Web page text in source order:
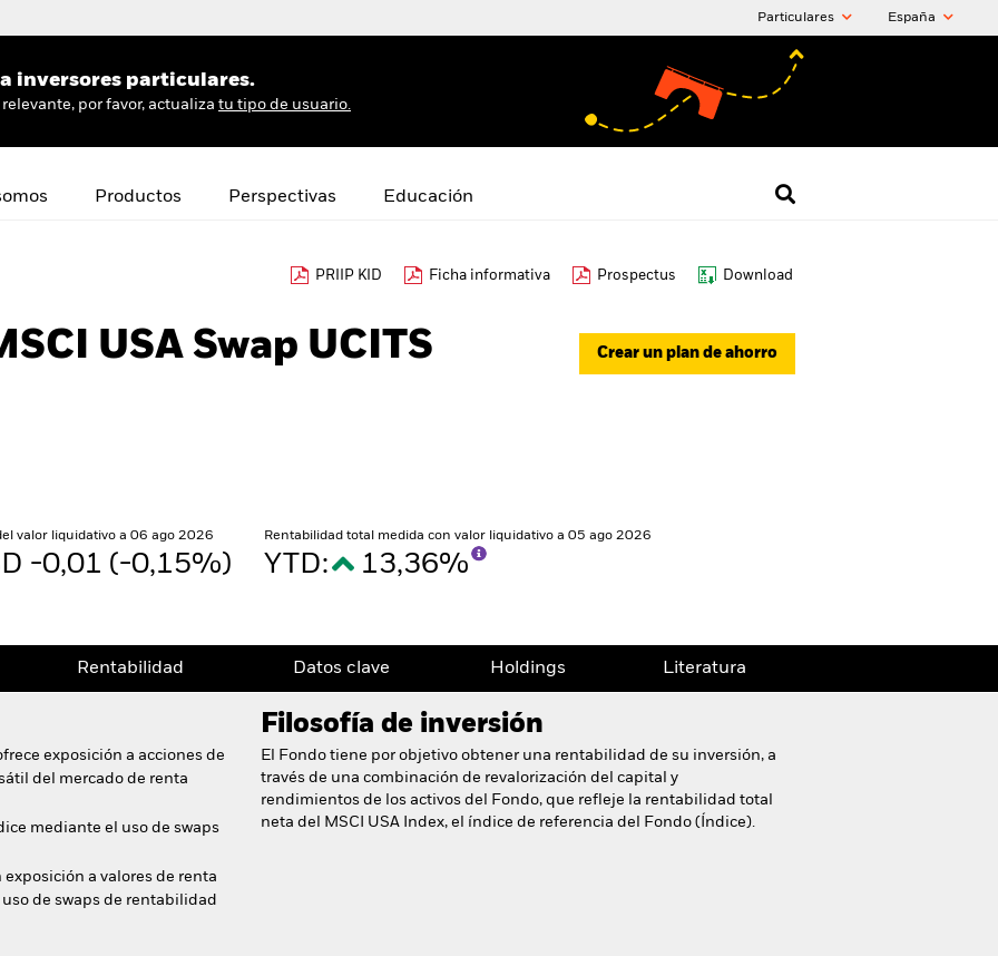
Particulares España
inversores particulares.
por favor, actualiza tu tipo de usuario.
Productos Perspectivas Educación
PRIIP KID Ficha informativa Prospectus Download
USA Swap UCITS
Crear un plan de ahorro
valor liquidativo a 06 ago 2026
-0,01 (-0,15%)
Rentabilidad total medida con valor liquidativo a 05 ago 2026
YTD: 13,36%
Rentabilidad Datos clave Holdings Literatura
exposición a acciones de
del mercado de renta
mediante el uso de swaps
a valores de renta
de swaps de rentabilidad
Filosofía de inversión
El Fondo tiene por objetivo obtener una rentabilidad de su inversión, a
través de una combinación de revalorización del capital y
rendimientos de los activos del Fondo, que refleje la rentabilidad total
neta del MSCI USA Index, el índice de referencia del Fondo (Índice).